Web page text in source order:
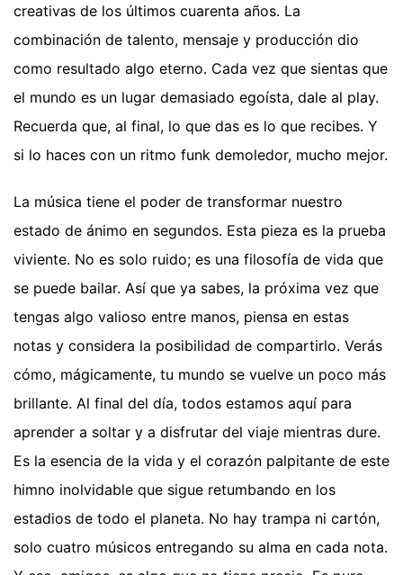
creativas de los últimos cuarenta años. La
combinación de talento, mensaje y producción dio
como resultado algo eterno. Cada vez que sientas que
el mundo es un lugar demasiado egoísta, dale al play.
Recuerda que, al final, lo que das es lo que recibes. Y
si lo haces con un ritmo funk demoledor, mucho mejor.
La música tiene el poder de transformar nuestro
estado de ánimo en segundos. Esta pieza es la prueba
viviente. No es solo ruido; es una filosofía de vida que
se puede bailar. Así que ya sabes, la próxima vez que
tengas algo valioso entre manos, piensa en estas
notas y considera la posibilidad de compartirlo. Verás
cómo, mágicamente, tu mundo se vuelve un poco más
brillante. Al final del día, todos estamos aquí para
aprender a soltar y a disfrutar del viaje mientras dure.
Es la esencia de la vida y el corazón palpitante de este
himno inolvidable que sigue retumbando en los
estadios de todo el planeta. No hay trampa ni cartón,
solo cuatro músicos entregando su alma en cada nota.